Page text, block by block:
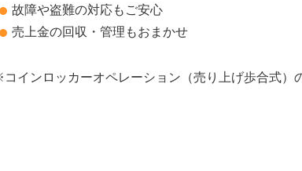
故障や盗難の対応もご安心
売上金の回収・管理もおまかせ
インロッカーオペレーション（売り上げ歩合式）